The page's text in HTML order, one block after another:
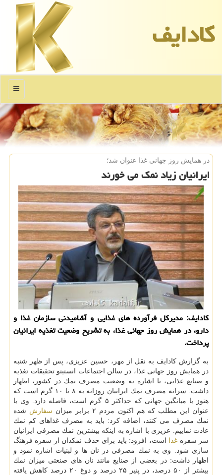
كادایف
منو
در همایش روز جهانی غذا عنوان شد؛
ایرانیان زیاد نمك می خورند
كادایف: مدیركل فرآورده های غذایی و آشامیدنی سازمان غذا و
دارو، در همایش روز جهانی غذا، به تشریح وضعیت تغذیه ایرانیان
پرداخت.
به گزارش كادایف به نقل از مهر، حسین عزیزی، پس از ظهر شنبه
در همایش روز جهانی غذا، در سالن اجتماعات انستیتو تحقیقات تغذیه
و صنایع غذایی، با اشاره به وضعیت مصرف نمك در كشور، اظهار
داشت: سرانه مصرف نمك ایرانیان روزانه به ۸ تا ۱۰ گرم است كه
هنوز با میانگین جهانی كه حداكثر ۵ گرم است، فاصله دارد. وی با
عنوان این مطلب كه هم اكنون مردم ۲ برابر میزان
سفارش شده
نمك مصرف می كنند، اضافه كرد: باید به مصرف غذاهای كم نمك
عادت نماییم. عزیزی با اشاره به اینكه بیشترین نمك مصرفی ایرانیان
سر سفره غذا
است، افزود: باید برای حذف نمكدان از سفره فرهنگ
سازی شود. وی به نمك مصرفی در نان ها و لبنیات اشاره نمود و
اظهار داشت: در بعضی از صنایع مانند نان های صنعتی میزان نمك
بیشتر از ۵۰ درصد، در پنیر ۲۵ درصد و دوغ ۲۰ درصد كاهش یافته